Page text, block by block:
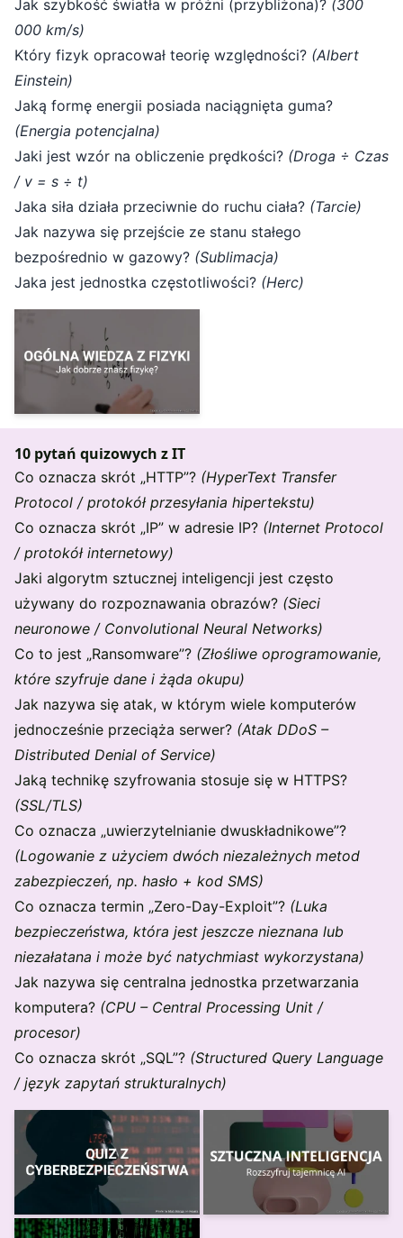
Jak szybkość światła w próżni (przybliżona)? (300
000 km/s)
Który fizyk opracował teorię względności? (Albert
Einstein)
Jaką formę energii posiada naciągnięta guma?
(Energia potencjalna)
Jaki jest wzór na obliczenie prędkości? (Droga ÷ Czas
/ v = s ÷ t)
Jaka siła działa przeciwnie do ruchu ciała? (Tarcie)
Jak nazywa się przejście ze stanu stałego
bezpośrednio w gazowy? (Sublimacja)
Jaka jest jednostka częstotliwości? (Herc)
10 pytań quizowych z IT
Co oznacza skrót „HTTP”? (HyperText Transfer
Protocol / protokół przesyłania hipertekstu)
Co oznacza skrót „IP” w adresie IP? (Internet Protocol
/ protokół internetowy)
Jaki algorytm sztucznej inteligencji jest często
używany do rozpoznawania obrazów? (Sieci
neuronowe / Convolutional Neural Networks)
Co to jest „Ransomware”? (Złośliwe oprogramowanie,
które szyfruje dane i żąda okupu)
Jak nazywa się atak, w którym wiele komputerów
jednocześnie przeciąża serwer? (Atak DDoS –
Distributed Denial of Service)
Jaką technikę szyfrowania stosuje się w HTTPS?
(SSL/TLS)
Co oznacza „uwierzytelnianie dwuskładnikowe”?
(Logowanie z użyciem dwóch niezależnych metod
zabezpieczeń, np. hasło + kod SMS)
Co oznacza termin „Zero-Day-Exploit”? (Luka
bezpieczeństwa, która jest jeszcze nieznana lub
niezałatana i może być natychmiast wykorzystana)
Jak nazywa się centralna jednostka przetwarzania
komputera? (CPU – Central Processing Unit /
procesor)
Co oznacza skrót „SQL”? (Structured Query Language
/ język zapytań strukturalnych)